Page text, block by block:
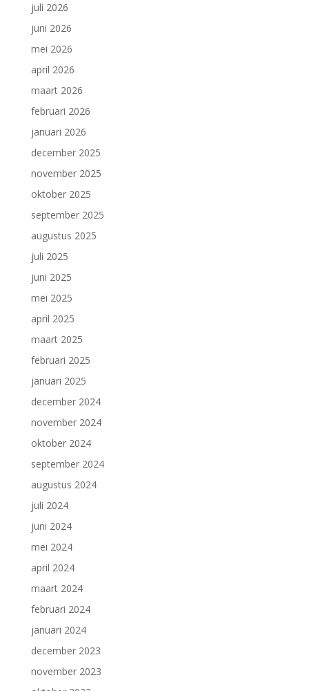
juli 2026
juni 2026
mei 2026
april 2026
maart 2026
februari 2026
januari 2026
december 2025
november 2025
oktober 2025
september 2025
augustus 2025
juli 2025
juni 2025
mei 2025
april 2025
maart 2025
februari 2025
januari 2025
december 2024
november 2024
oktober 2024
september 2024
augustus 2024
juli 2024
juni 2024
mei 2024
april 2024
maart 2024
februari 2024
januari 2024
december 2023
november 2023